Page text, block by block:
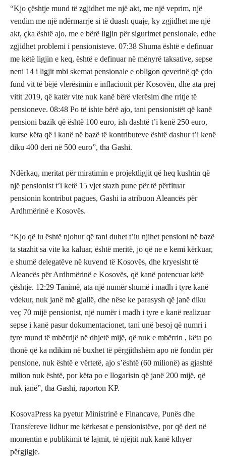
“Kjo çështje mund të zgjidhet me një akt, me një veprim, një
vendim me një ndërmarrje si të duash quaje, ky zgjidhet me një
akt, çka është ajo, me e bërë ligjin për sigurimet pensionale, edhe
zgjidhet problemi i pensionisteve. 07:38 Shuma është e definuar
me këtë ligjin e keq, është e definuar në mënyrë taksative, sepse
neni 14 i ligjit mbi skemat pensionale e obligon qeverinë që çdo
fund vit të bëjë vlerësimin e inflacionit për Kosovën, dhe ata prej
vitit 2019, që katër vite nuk kanë bërë vlerësim dhe rritje të
pensioneve. 08:48 Po të ishte bërë ajo, tani pensionistët që kanë
pensioni bazik që është 100 euro, ish dashtë t’i kenë 250 euro,
kurse këta që i kanë në bazë të kontributeve është dashur t’i kenë
diku 400 deri në 500 euro”, tha Gashi.
Ndërkaq, meritat për miratimin e projektligjit që heq kushtin që
një pensionist t’i ketë 15 vjet stazh pune për të përfituar
pensionin kontribut pagues, Gashi ia atribuon Aleancës për
Ardhmërinë e Kosovës.
“Kjo që iu është njohur që tani duhet t’iu njihet pensioni në bazë
ta stazhit sa vite ka kaluar, është meritë, jo që ne e kemi kërkuar,
e shumë delegatëve në kuvend të Kosovës, dhe kryesisht të
Aleancës për Ardhmërinë e Kosovës, që kanë potencuar këtë
çështje. 12:29 Tanimë, ata një numër shumë i madh i tyre kanë
vdekur, nuk janë më gjallë, dhe nëse ke parasysh që janë diku
veç 70 mijë pensionist, një numër i madh i tyre e kanë realizuar
sepse i kanë pasur dokumentacionet, tani unë besoj që numri i
tyre mund të mbërrijë në dhjetë mijë, që nuk e mbërrin , këta po
thonë që ka ndikim në buxhet të përgjithshëm apo në fondin për
pensione, nuk është e vërtetë, ajo s’është (60 milionë) as gjashtë
milion nuk është, por këta po e llogarisin që janë 200 mijë, që
nuk janë”, tha Gashi, raporton KP.
KosovaPress ka pyetur Ministrinë e Financave, Punës dhe
Transfereve lidhur me kërkesat e pensionistëve, por që deri në
momentin e publikimit të lajmit, të njëjtit nuk kanë kthyer
përgjigje.